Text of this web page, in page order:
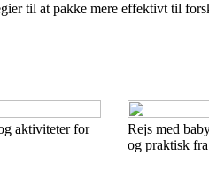
til at pakke mere effektivt til
aktiviteter for
Rejs med
og praktisk